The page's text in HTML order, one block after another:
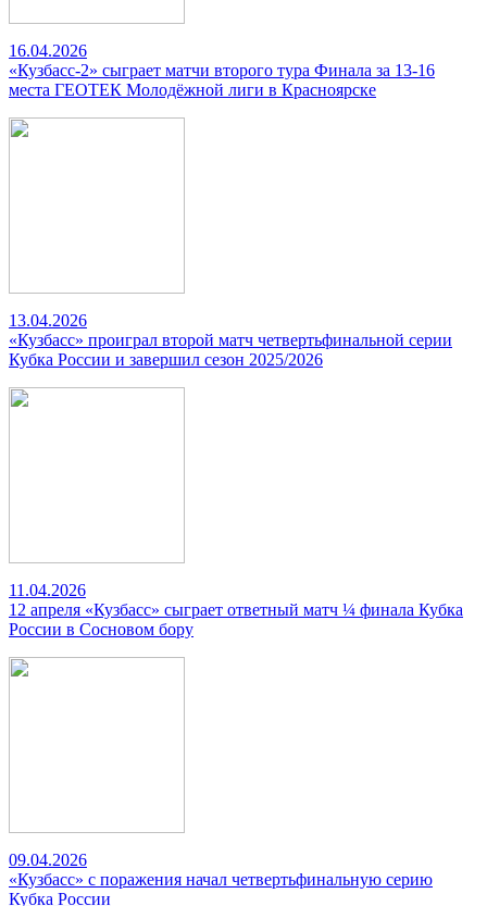
16.04.2026
«Кузбасс-2» сыграет матчи второго тура Финала за 13-16
места ГЕОТЕК Молодёжной лиги в Красноярске
13.04.2026
«Кузбасс» проиграл второй матч четвертьфинальной серии
Кубка России и завершил сезон 2025/2026
11.04.2026
12 апреля «Кузбасс» сыграет ответный матч ¼ финала Кубка
России в Сосновом бору
09.04.2026
«Кузбасс» с поражения начал четвертьфинальную серию
Кубка России